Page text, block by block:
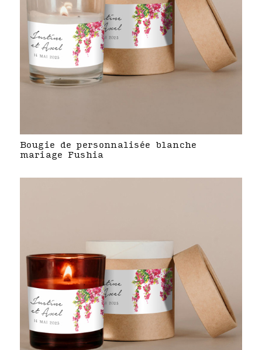
Bougie de personnalisée blanche
mariage Fushia